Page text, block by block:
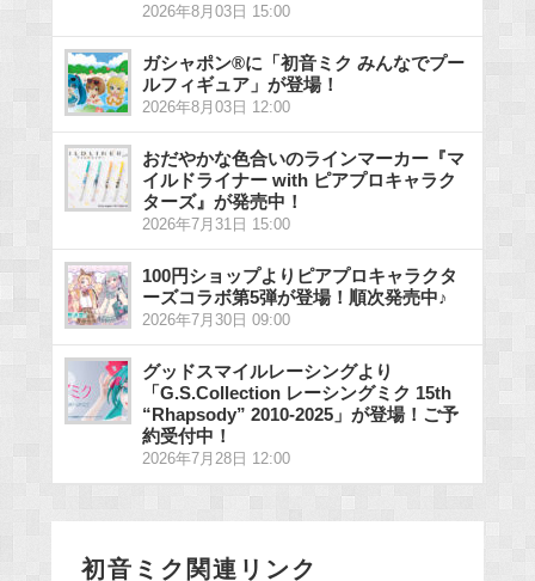
2026年8月03日 15:00
ガシャポン®に「初音ミク みんなでプー
ルフィギュア」が登場！
2026年8月03日 12:00
おだやかな色合いのラインマーカー『マ
イルドライナー with ピアプロキャラク
ターズ』が発売中！
2026年7月31日 15:00
100円ショップよりピアプロキャラクタ
ーズコラボ第5弾が登場！順次発売中♪
2026年7月30日 09:00
グッドスマイルレーシングより
「G.S.Collection レーシングミク 15th
“Rhapsody” 2010-2025」が登場！ご予
約受付中！
2026年7月28日 12:00
初音ミク関連リンク